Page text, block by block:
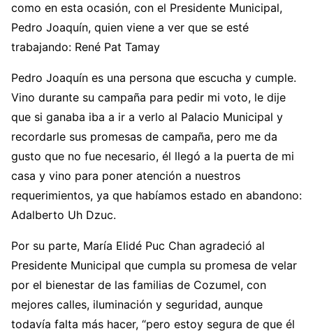
como en esta ocasión, con el Presidente Municipal,
Pedro Joaquín, quien viene a ver que se esté
trabajando: René Pat Tamay
Pedro Joaquín es una persona que escucha y cumple.
Vino durante su campaña para pedir mi voto, le dije
que si ganaba iba a ir a verlo al Palacio Municipal y
recordarle sus promesas de campaña, pero me da
gusto que no fue necesario, él llegó a la puerta de mi
casa y vino para poner atención a nuestros
requerimientos, ya que habíamos estado en abandono:
Adalberto Uh Dzuc.
Por su parte, María Elidé Puc Chan agradeció al
Presidente Municipal que cumpla su promesa de velar
por el bienestar de las familias de Cozumel, con
mejores calles, iluminación y seguridad, aunque
todavía falta más hacer, “pero estoy segura de que él